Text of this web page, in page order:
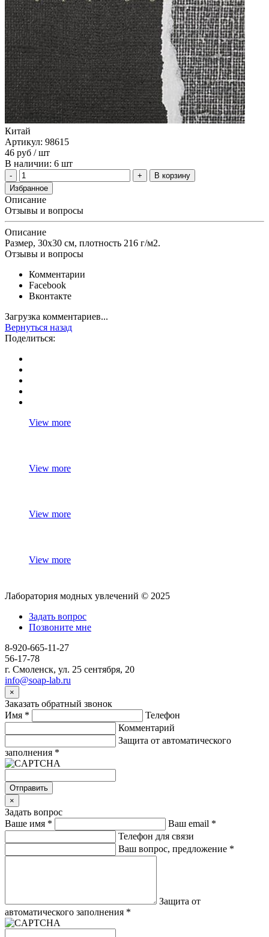
Китай
Артикул: 98615
46 руб / шт
В наличии: 6 шт
В корзину
Избранное
Описание
Отзывы и вопросы
Описание
Размер, 30х30 см, плотность 216 г/м2.
Отзывы и вопросы
Комментарии
Facebook
Вконтакте
Загрузка комментариев...
Вернуться назад
Поделиться:
View more
View more
View more
View more
Лаборатория модных увлечений © 2025
Задать вопрос
Позвоните мне
8-920-665-11-27
56-17-78
г. Смоленск, ул. 25 сентября, 20
info@soap-lab.ru
×
Заказать обратный звонок
Имя *
Телефон
Комментарий
Защита от автоматического
заполнения *
Отправить
×
Задать вопрос
Ваше имя * Ваш email *
Телефон для связи
Ваш вопрос, предложение *
Защита от
автоматического заполнения *